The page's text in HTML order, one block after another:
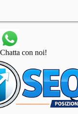
Chatta con noi!